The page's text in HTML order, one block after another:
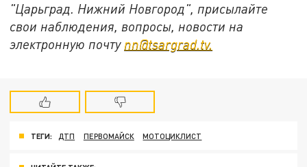
"Царьград. Нижний Новгород", присылайте
свои наблюдения, вопросы, новости на
электронную почту nn@tsargrad.tv.
ТЕГИ: ДТП ПЕРВОМАЙСК МОТОЦИКЛИСТ